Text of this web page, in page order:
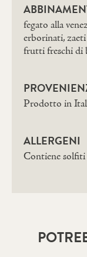
fegato alla
erborinati, zaeti
frutti freschi di
Prodotto in
ALLERGENI
Contiene solfiti